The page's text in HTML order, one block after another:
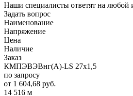
Наши специалисты ответят на любой
Задать вопрос
Наименование
Напряжение
Цена
Наличие
Заказ
КМПЭВЭВнг(А)-LS 27х1,5
по запросу
от 1 604,68 руб.
14 516 м